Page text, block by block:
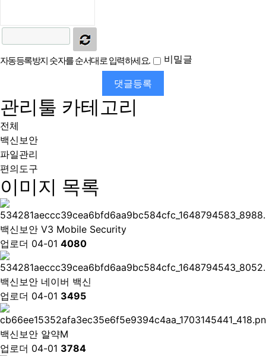
자동등록방지 숫자를 순서대로 입력하세요. 비밀글
댓글등록
관리툴 카테고리
전체
백신보안
파일관리
편의도구
이미지 목록
백신보안 V3 Mobile Security
업로더 04-01 4080
백신보안 네이버 백신
업로더 04-01 3495
백신보안 알약M
업로더 04-01 3784